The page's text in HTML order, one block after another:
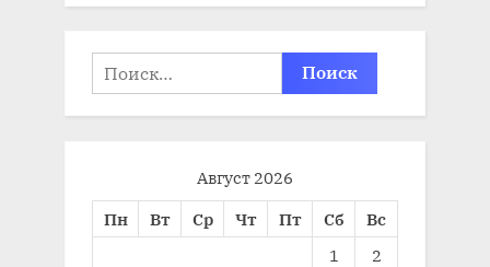
Найти:
Август 2026
Пн
Вт Ср Чт Пт Сб
Вс
1
2